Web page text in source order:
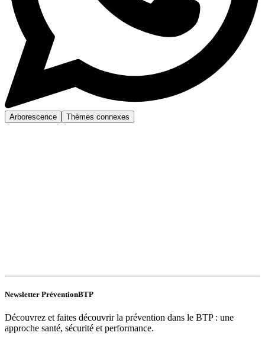
Arborescence Thèmes connexes
Newsletter PréventionBTP
Découvrez et faites découvrir la prévention dans le BTP : une
approche santé, sécurité et performance.